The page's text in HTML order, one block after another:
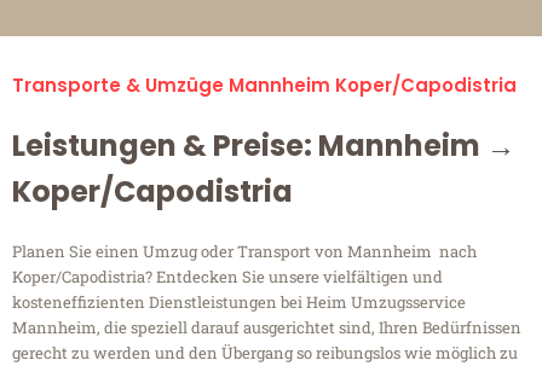
Transporte & Umzüge Mannheim Koper/Capodistria
Leistungen & Preise: Mannheim →
Koper/Capodistria
Planen Sie einen Umzug oder Transport von Mannheim nach
Koper/Capodistria? Entdecken Sie unsere vielfältigen und
kosteneffizienten Dienstleistungen bei Heim Umzugsservice
Mannheim, die speziell darauf ausgerichtet sind, Ihren Bedürfnissen
gerecht zu werden und den Übergang so reibungslos wie möglich zu